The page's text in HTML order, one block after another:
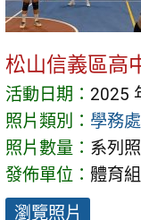
松山信義區高
活動日期： 2025
照片類別： 學務
照片數量： 系列
發佈單位： 體育
瀏覽照片